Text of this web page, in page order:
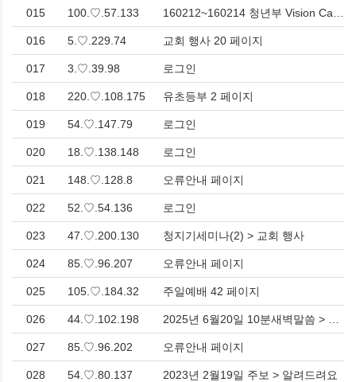
015 100.♡.57.133
016 5.♡.229.74 교회 행사 20 페이지
017 3.♡.39.98 로그인
018 220.♡.108.175 유초등부 2 페이지
019 54.♡.147.79 로그인
020 18.♡.138.148 로그인
021 148.♡.128.8 오류안내 페이지
022 52.♡.54.136 로그인
023 47.♡.200.130 청지기세미나(2) > 교회 행사
024 85.♡.96.207 오류안내 페이지
025 105.♡.184.32 주일예배 42 페이지
026 44.♡.102.198
027 85.♡.96.202 오류안내 페이지
028 54.♡.80.137 2023년 2월19일 주보 > 알려드려요